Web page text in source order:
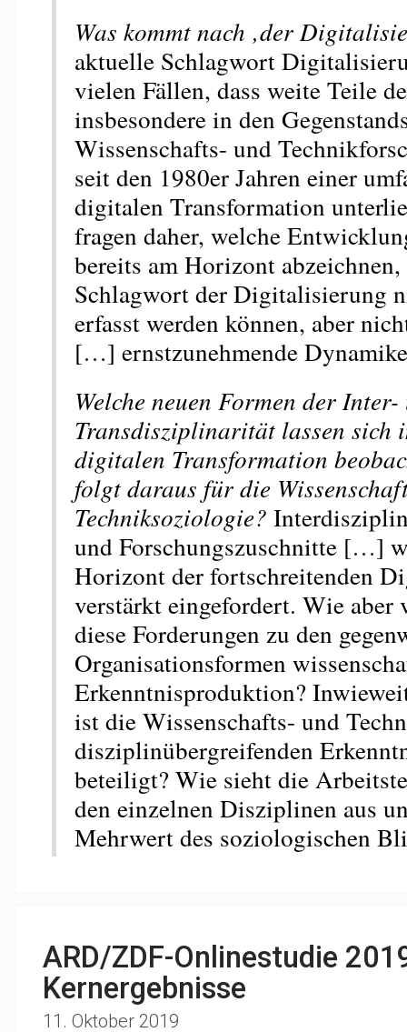
Was kommt nach ‚der
aktuelle Schlagwort
vielen Fällen, dass weite Teile
insbesondere in den
Wissenschafts- und
seit den 1980er Jahren einer
digitalen Transformation
fragen daher, welche
bereits am Horizont
Schlagwort der Digitalisierung
erfasst werden können, aber
[…] ernstzunehmende
Welche neuen Formen der Inter-
Transdisziplinarität lassen sich
digitalen Transformation
folgt daraus für die
Techniksoziologie?
und Forschungszuschnitte […]
Horizont der fortschreitenden
verstärkt eingefordert. Wie aber
diese Forderungen zu den
Organisationsformen
Erkenntnisproduktion?
ist die Wissenschafts- und
disziplinübergreifenden
beteiligt? Wie sieht die
den einzelnen Disziplinen aus
Mehrwert des soziologischen
ARD/ZDF-Onlinestudie
Kernergebnisse
11. Oktober 2019